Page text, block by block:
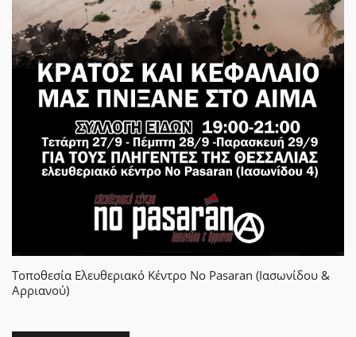
Τοποθεσία Ελευθεριακό Κέντρο No Pasaran (Ιασωνίδου &
Αρριανού)